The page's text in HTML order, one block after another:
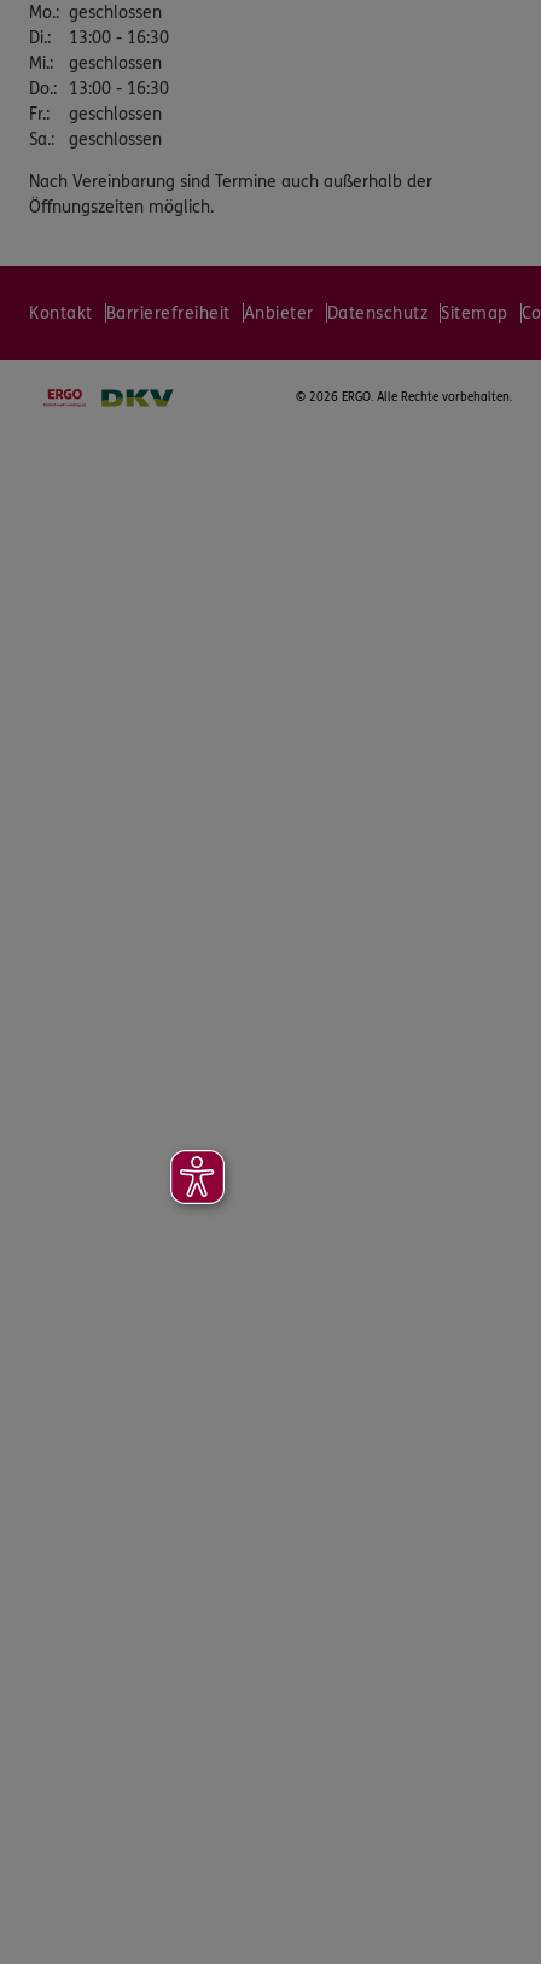
Mo.: geschlossen
Di.:
13:00 - 16:30
Mi.:
geschlossen
Do.:
13:00 - 16:30
Fr.:
geschlossen
Sa.: geschlossen
Nach Vereinbarung sind Termine auch außerhalb der
Öffnungszeiten möglich.
Kontakt Barrierefreiheit Anbieter Datenschutz Sitemap
© 2026 ERGO. Alle Rechte vorbehalten.